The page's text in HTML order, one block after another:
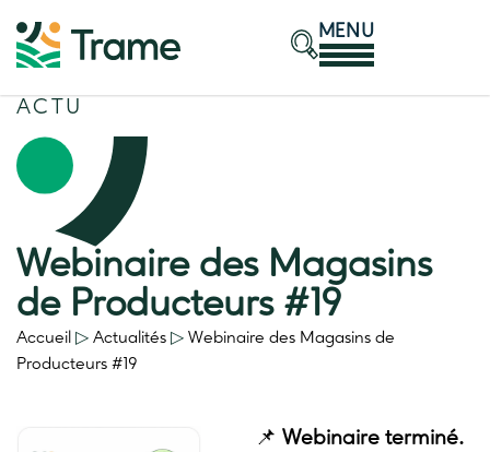
MENU
ACTU
Webinaire des Magasins
de Producteurs #19
Accueil ▷ Actualités ▷ Webinaire des Magasins de
Producteurs #19
📌 Webinaire terminé.